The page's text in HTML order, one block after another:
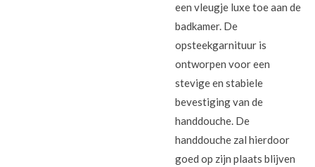
een vleugje luxe toe aan de
badkamer. De
opsteekgarnituur is
ontworpen voor een
stevige en stabiele
bevestiging van de
handdouche. De
handdouche zal hierdoor
goed op zijn plaats blijven